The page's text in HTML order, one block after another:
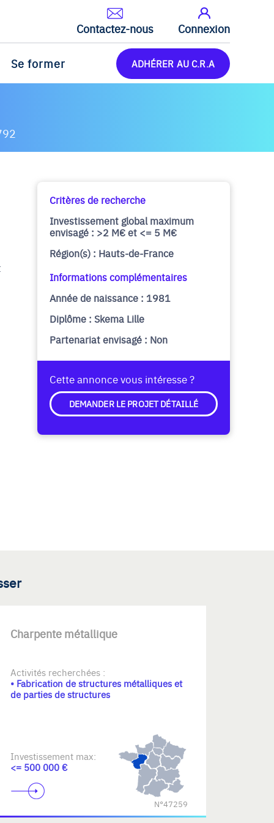
Contactez-nous Connexion
Se former ADHÉRER AU C.R.A
Critères de recherche
Investissement global maximum
envisagé : >2 M€ et <= 5 M€
Région(s) : Hauts-de-France
Informations complémentaires
Année de naissance : 1981
Diplôme : Skema Lille
Partenariat envisagé : Non
Cette annonce vous intéresse ?
DEMANDER LE PROJET DÉTAILLÉ
Charpente métallique
Activités recherchées :
• Fabrication de structures métalliques et
de parties de structures
Investissement max:
<= 500 000 €
N°47259